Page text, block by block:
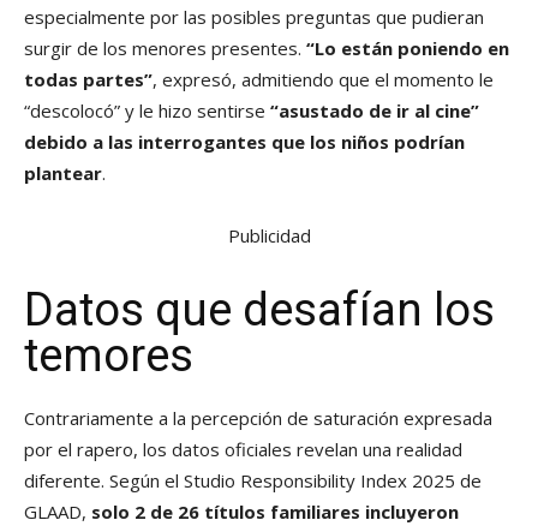
especialmente por las posibles preguntas que pudieran
surgir de los menores presentes. “Lo están poniendo en
todas partes”, expresó, admitiendo que el momento le
“descolocó” y le hizo sentirse “asustado de ir al cine”
debido a las interrogantes que los niños podrían
plantear.
Publicidad
Datos que desafían los
temores
Contrariamente a la percepción de saturación expresada
por el rapero, los datos oficiales revelan una realidad
diferente. Según el Studio Responsibility Index 2025 de
GLAAD, solo 2 de 26 títulos familiares incluyeron